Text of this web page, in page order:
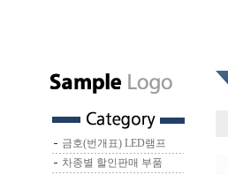
금호(번개표) LED램프
차종별 할인판매 부품